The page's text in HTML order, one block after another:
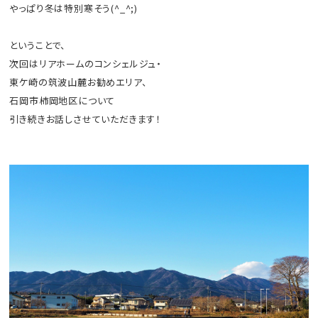
やっぱり冬は特別寒そう(^_^;)
ということで、
次回はリアホームのコンシェルジュ・
東ケ崎の筑波山麓お勧めエリア、
石岡市柿岡地区について
引き続きお話しさせていただきます！